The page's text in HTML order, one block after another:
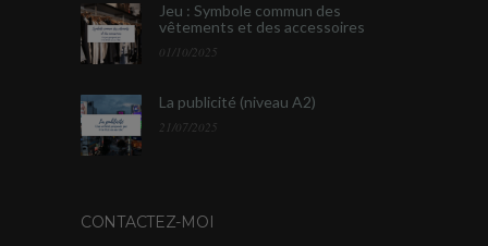
Jeu : Symbole commun des
vêtements et des accessoires
01/10/2025
La publicité (niveau A2)
21/07/2025
CONTACTEZ-MOI